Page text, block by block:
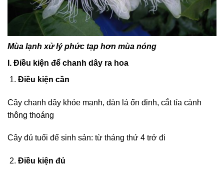
Mùa lạnh xử lý phức tạp hơn mùa nóng
I. Điều kiện để chanh dây ra hoa
Điều kiện cần
Cây chanh dây khỏe mạnh, dàn lá ổn định, cắt tỉa cành
thông thoáng
Cây đủ tuổi để sinh sản: từ tháng thứ 4 trở đi
Điều kiện đủ